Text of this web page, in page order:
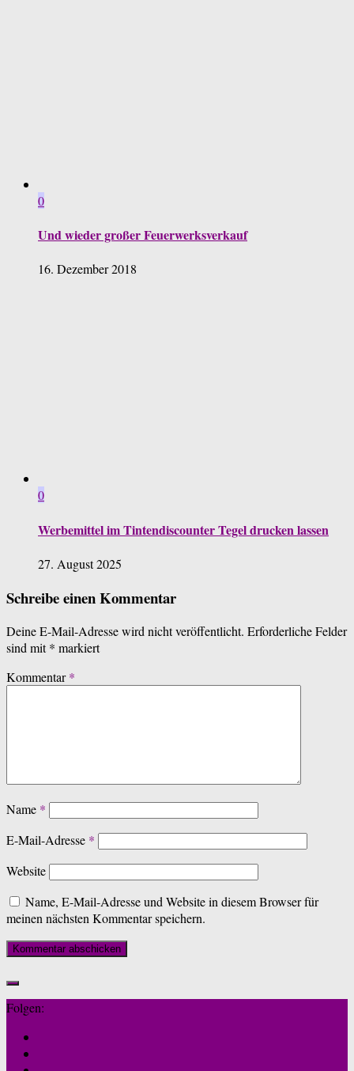
0
Und wieder großer Feuerwerksverkauf
16. Dezember 2018
0
Werbemittel im Tintendiscounter Tegel drucken lassen
27. August 2025
Schreibe einen Kommentar
Deine E-Mail-Adresse wird nicht veröffentlicht. Erforderliche Felder
sind mit* markiert
Kommentar*
Name *
E-Mail-Adresse *
Website
Name, E-Mail-Adresse und Website in diesem Browser für
meinen nächsten Kommentar speichern.
Folgen: